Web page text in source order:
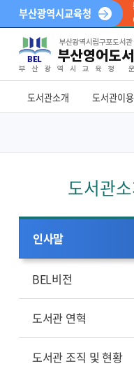
Powered
Translate
부산광역시교육청
도서관소개 도서관이
도서관
인사말
BEL비전
도서관 연혁
도서관 조직 및 현황